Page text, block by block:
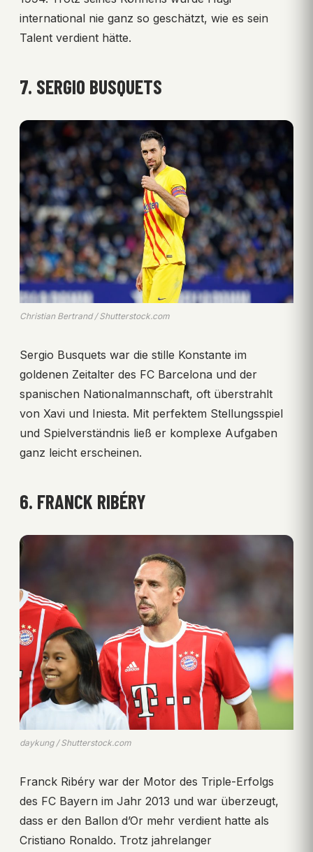
international nie ganz so geschätzt, wie es sein
Talent verdient hätte.
7. SERGIO BUSQUETS
Christian Bertrand / Shutterstock.com
Sergio Busquets war die stille Konstante im
goldenen Zeitalter des FC Barcelona und der
spanischen Nationalmannschaft, oft überstrahlt
von Xavi und Iniesta. Mit perfektem Stellungsspiel
und Spielverständnis ließ er komplexe Aufgaben
ganz leicht erscheinen.
6. FRANCK RIBÉRY
daykung / Shutterstock.com
Franck Ribéry war der Motor des Triple-Erfolgs
des FC Bayern im Jahr 2013 und war überzeugt,
dass er den Ballon d’Or mehr verdient hatte als
Cristiano Ronaldo. Trotz jahrelanger